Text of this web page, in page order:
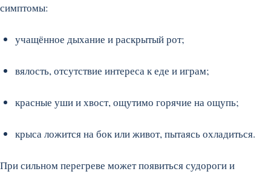
симптомы:
учащённое дыхание и раскрытый рот;
вялость, отсутствие интереса к еде и играм;
красные уши и хвост, ощутимо горячие на ощупь;
крыса ложится на бок или живот, пытаясь охладиться.
При сильном перегреве может появиться судороги и